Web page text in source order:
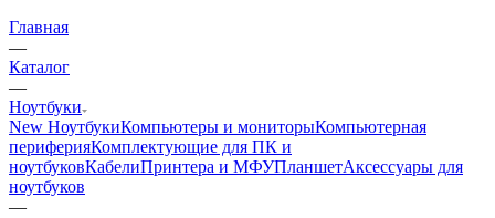
Главная
—
Каталог
—
Ноутбуки
New НоутбукиКомпьютеры и мониторыКомпьютерная
периферияКомплектующие для ПК и
ноутбуковКабелиПринтера и МФУПланшетАксессуары для
ноутбуков
—